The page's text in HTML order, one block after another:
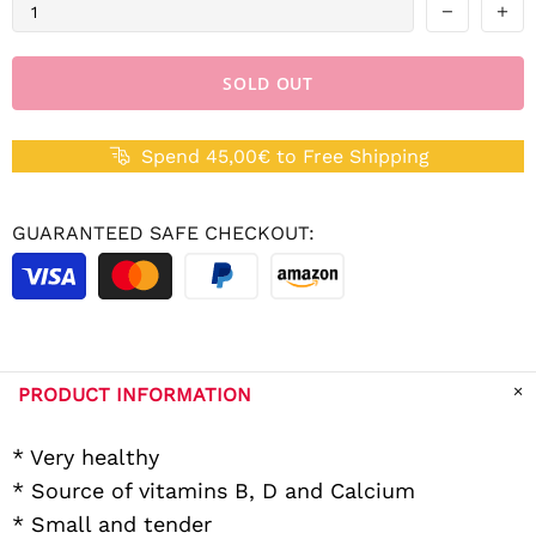
SOLD OUT
Spend 45,00€ to Free Shipping
GUARANTEED SAFE CHECKOUT:
PRODUCT INFORMATION
* Very healthy
* Source of vitamins B, D and Calcium
* Small and tender